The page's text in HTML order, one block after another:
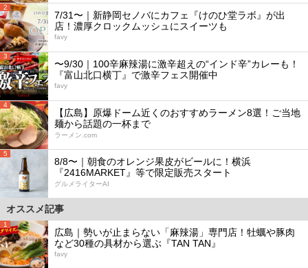
2
7/31〜｜新静岡セノバにカフェ『けのひ堂ラボ』が出
店！濃厚クロックムッシュにスイーツも
favy
3
〜9/30｜100辛麻辣湯に激辛超えの“インド辛”カレーも！
『富山北口横丁』で激辛フェス開催中
favy
4
【広島】原爆ドーム近くのおすすめラーメン8選！ご当地
麺から話題の一杯まで
ラーメン.com
5
8/8〜｜朝食のオレンジ果皮がビールに！横浜
『2416MARKET』等で限定販売スタート
グルメライターAI
オススメ記事
1
広島｜勢いが止まらない「麻辣湯」専門店！牡蠣や豚肉
など30種の具材から選ぶ『TAN TAN』
favy